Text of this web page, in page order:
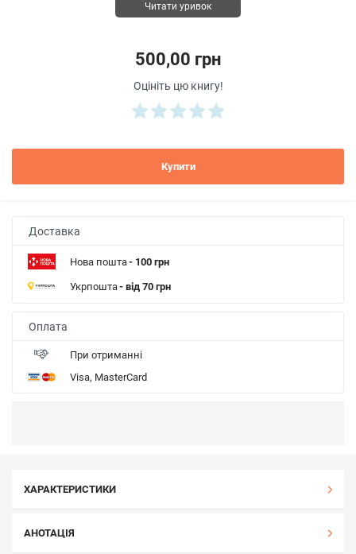
Читати уривок
500,00 грн
Оцініть цю книгу!
Купити
Доставка
Нова пошта- 100 грн
Укрпошта- від 70 грн
Оплата
При отриманні
Visa, MasterCard
ХАРАКТЕРИСТИКИ
АНОТАЦІЯ